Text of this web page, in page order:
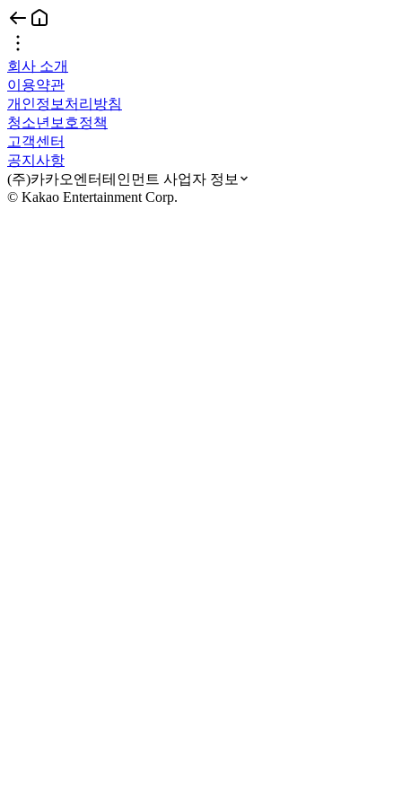
회사 소개
이용약관
개인정보처리방침
청소년보호정책
고객센터
공지사항
(주)카카오엔터테인먼트 사업자 정보
© Kakao Entertainment Corp.